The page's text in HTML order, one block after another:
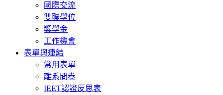
國際交流
雙聯學位
獎學金
工作機會
表單與連結
常用表單
離系問卷
IEET認證反思表